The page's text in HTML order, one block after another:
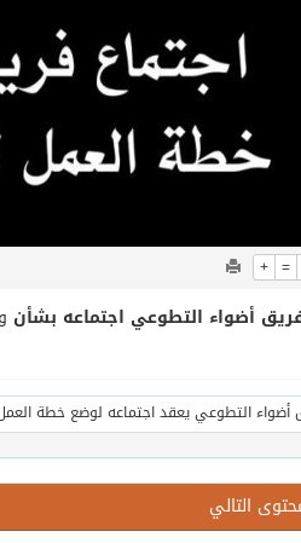
+ =
أضواء التطوعي اجتماعه بشأن
التالي